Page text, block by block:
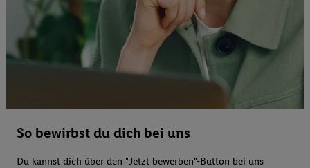
So bewirbst du dich bei uns
Du kannst dich über den "Jetzt bewerben"-Button bei uns